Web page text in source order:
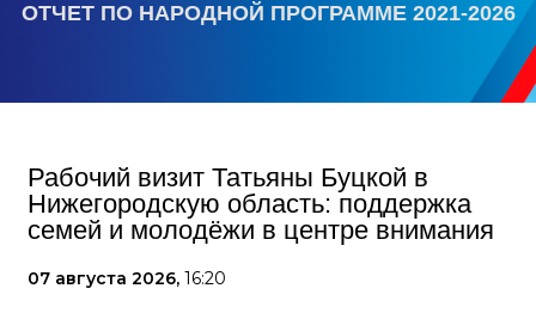
ОТЧЕТ ПО НАРОДНОЙ ПРОГРАММЕ 2021-2026
Рабочий визит Татьяны Буцкой в
Нижегородскую область: поддержка
семей и молодёжи в центре внимания
07 августа 2026, 16:20